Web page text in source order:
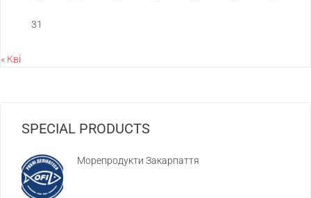
31
« Кві
SPECIAL PRODUCTS
Морепродукти Закарпаття